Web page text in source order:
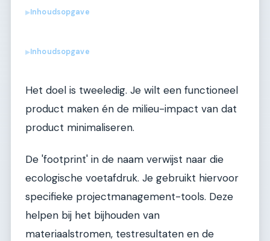
▶Inhoudsopgave
▶Inhoudsopgave
Het doel is tweeledig. Je wilt een functioneel
product maken én de milieu-impact van dat
product minimaliseren.
De 'footprint' in de naam verwijst naar die
ecologische voetafdruk. Je gebruikt hiervoor
specifieke projectmanagement-tools. Deze
helpen bij het bijhouden van
materiaalstromen, testresultaten en de